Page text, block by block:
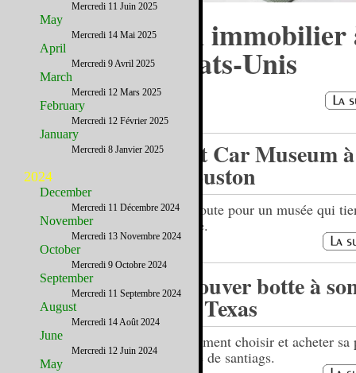
Acheter un bien immobilier
distance aux Etats-Unis
Art Car Museum à
Houston
En route pour un musée qui
route.
Trouver botte à
au Texas
Comment choisir et acheter
paire de santiags.
Mercredi 11 Juin 2025
May
Mercredi 14 Mai 2025
April
Mercredi 9 Avril 2025
March
Mercredi 12 Mars 2025
February
Mercredi 12 Février 2025
January
Mercredi 8 Janvier 2025
2024
December
Mercredi 11 Décembre 2024
November
Mercredi 13 Novembre 2024
October
Mercredi 9 Octobre 2024
September
Mercredi 11 Septembre 2024
August
Mercredi 14 Août 2024
June
Mercredi 12 Juin 2024
May